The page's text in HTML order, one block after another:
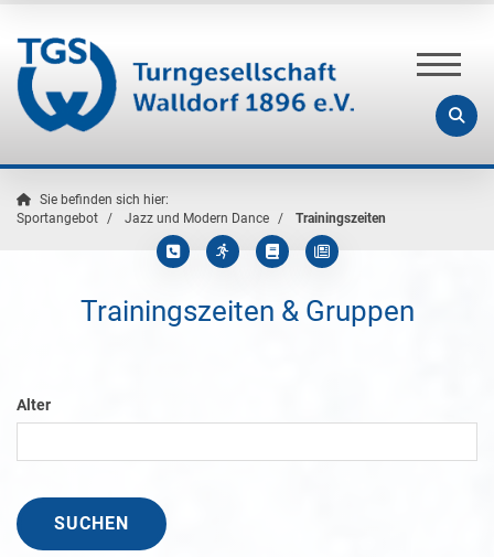
Sie befinden sich hier:
Sportangebot
Jazz und Modern Dance Trainingszeiten
Trainingszeiten & Gruppen
Alter